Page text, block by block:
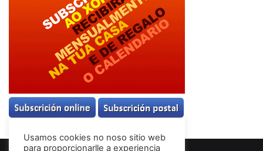
Usamos cookies no noso sitio web
para proporcionarlle a experiencia